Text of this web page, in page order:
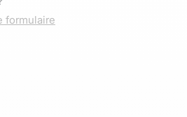
formulaire